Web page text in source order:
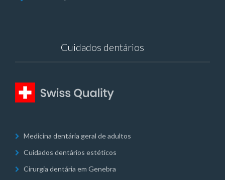
Cuidados dentários
Medicina dentária geral de adultos
Cuidados dentários estéticos
Cirurgia dentária em Genebra